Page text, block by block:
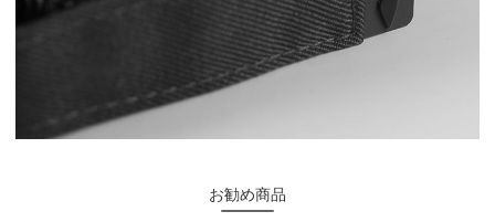
お勧め商品